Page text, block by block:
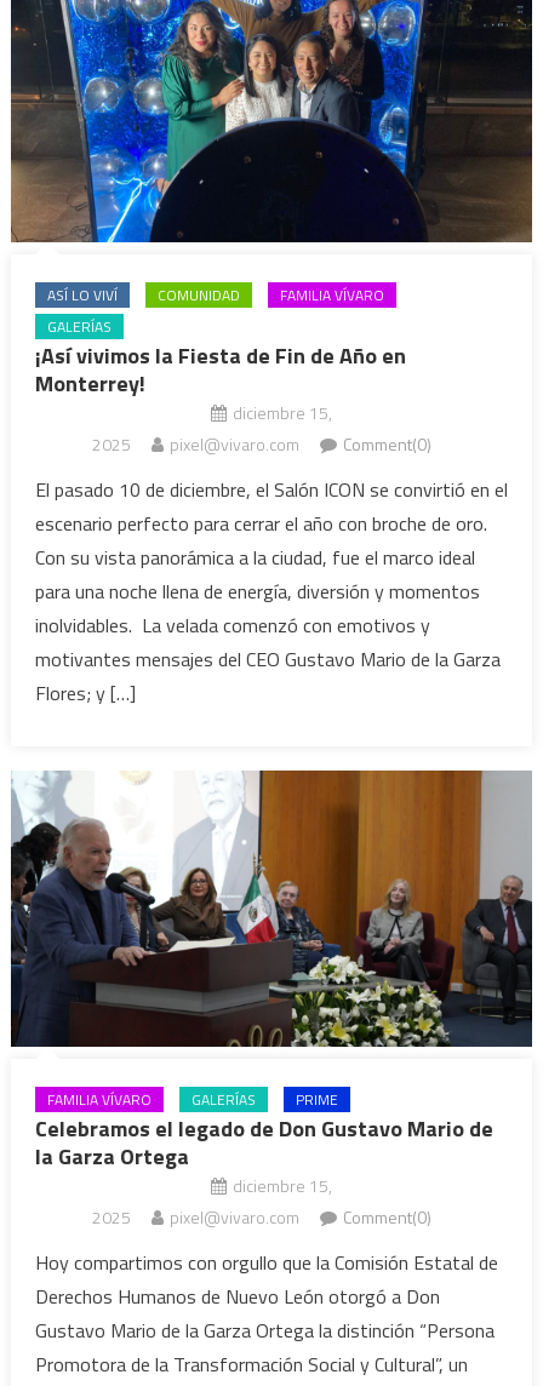
ASÍ LO VIVÍ COMUNIDAD
FAMILIA VÍVARO
GALERÍAS
¡Así vivimos la Fiesta de Fin de Año en
Monterrey!
diciembre 15,
2025
pixel@vivaro.com Comment(0)
El pasado 10 de diciembre, el Salón ICON se convirtió en el
escenario perfecto para cerrar el año con broche de oro.
Con su vista panorámica a la ciudad, fue el marco ideal
para una noche llena de energía, diversión y momentos
inolvidables. La velada comenzó con emotivos y
motivantes mensajes del CEO Gustavo Mario de la Garza
Flores; y […]
FAMILIA VÍVARO GALERÍAS PRIME
Celebramos el legado de Don Gustavo Mario de
la Garza Ortega
diciembre 15,
2025
pixel@vivaro.com Comment(0)
Hoy compartimos con orgullo que la Comisión Estatal de
Derechos Humanos de Nuevo León otorgó a Don
Gustavo Mario de la Garza Ortega la distinción “Persona
Promotora de la Transformación Social y Cultural”, un